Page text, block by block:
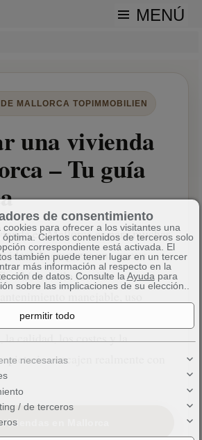
MENÚ
MALLORCA TOPIMMOBILIEN
una vivienda
– Tu guía
en Mallorca es para muchas
ideal de empezar una nueva
estilo de vida
manejable, uso
a largo plazo, siempre
la calidad, los costes y la
encajen realmente con
viviendas en Mallorca
de consentimiento
cookies para ofrecer a los visitantes una
Ciertos contenidos de terceros solo
correspondiente está activada. El
también puede tener lugar en un tercer
más información al respecto en la
de datos. Consulte la Ayuda para
sobre las implicaciones de su elección..
necesarias
/ de terceros